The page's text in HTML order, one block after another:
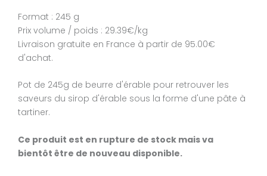
Format : 245 g
Prix volume / poids : 29.39€/kg
Livraison gratuite en France à partir de 95.00€
d'achat.
Pot de 245g de beurre d'érable pour retrouver les
saveurs du sirop d'érable sous la forme d'une pâte à
tartiner.
Ce produit est en rupture de stock mais va
bientôt être de nouveau disponible.
-10%
sans mininum d'achat : code
Format : 490 g
Prix volume / poids : 27.76€/kg
2 pots de 245g de beurre d'érable pour retrouver les
du sirop d'érable sous la forme d'une pâte à tartiner.
Ce produit est en rupture de stock mais va bientôt
nouveau disponible.